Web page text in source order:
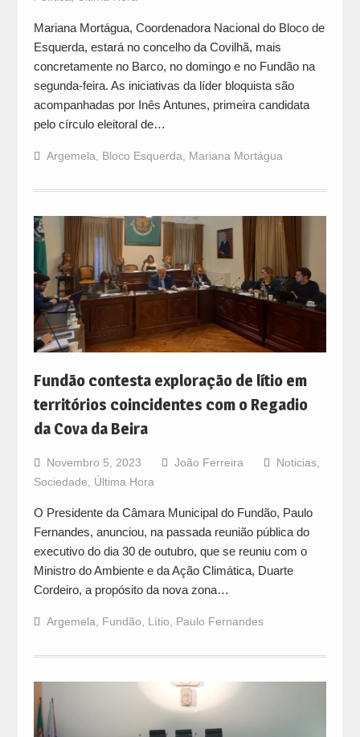
Mariana Mortágua, Coordenadora Nacional do Bloco de
Esquerda, estará no concelho da Covilhã, mais
concretamente no Barco, no domingo e no Fundão na
segunda-feira. As iniciativas da líder bloquista são
acompanhadas por Inês Antunes, primeira candidata
pelo círculo eleitoral de…
Argemela Bloco Esquerda Mariana Mortágua
Fundão contesta exploração de lítio em
territórios coincidentes com o Regadio
da Cova da Beira
Novembro 5, 2023 João Ferreira Noticias,
Sociedade
Última Hora
O Presidente da Câmara Municipal do Fundão, Paulo
Fernandes, anunciou, na passada reunião pública do
executivo do dia 30 de outubro, que se reuniu com o
Ministro do Ambiente e da Ação Climática, Duarte
Cordeiro, a propósito da nova zona…
Argemela Fundão Lítio Paulo Fernandes